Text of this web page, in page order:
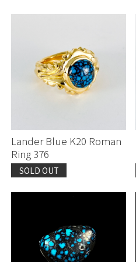
Lander Blue K20 Roman
Ring 376
SOLD OUT